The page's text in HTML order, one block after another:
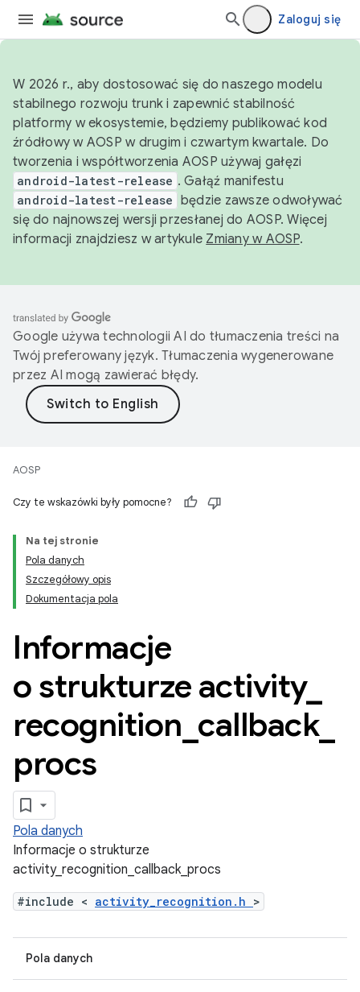
Zaloguj się
W 2026 r., aby dostosować się do naszego modelu
stabilnego rozwoju trunk i zapewnić stabilność
platformy w ekosystemie, będziemy publikować kod
źródłowy w AOSP w drugim i czwartym kwartale. Do
tworzenia i współtworzenia AOSP używaj gałęzi
android-latest-release . Gałąź manifestu
android-latest-release będzie zawsze odwoływać
się do najnowszej wersji przesłanej do AOSP. Więcej
informacji znajdziesz w artykule Zmiany w AOSP.
Google używa technologii AI do tłumaczenia treści na
Twój preferowany język. Tłumaczenia wygenerowane
przez AI mogą zawierać błędy.
AOSP
Czy te wskazówki były pomocne?
Na tej stronie
Pola danych
Szczegółowy opis
Dokumentacja pola
Informacje
o strukturze activity_
recognition callback_
procs
Pola danych
Informacje o strukturze
activity_recognition_callback_procs
#include < activity_recognition.h >
Pola danych